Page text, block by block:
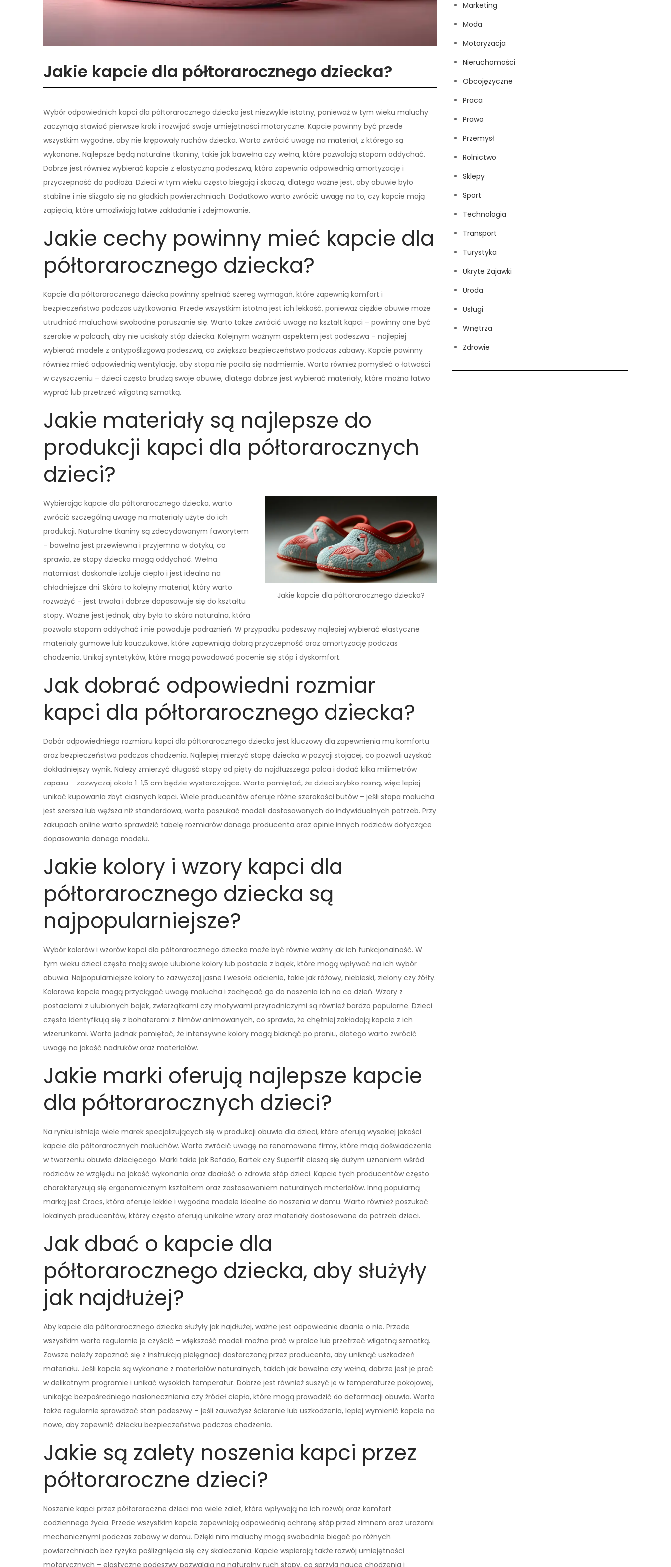
Jakie kapcie dla półtorarocznego dziecka?
Wybór odpowiednich kapci dla półtorarocznego dziecka jest niezwykle istotny, ponieważ w tym wieku maluchy
zaczynają stawiać pierwsze kroki i rozwijać swoje umiejętności motoryczne. Kapcie powinny być przede
wszystkim wygodne, aby nie krępowały ruchów dziecka. Warto zwrócić uwagę na materiał, z którego są
wykonane. Najlepsze będą naturalne tkaniny, takie jak bawełna czy wełna, które pozwalają stopom oddychać.
Dobrze jest również wybierać kapcie z elastyczną podeszwą, która zapewnia odpowiednią amortyzację i
przyczepność do podłoża. Dzieci w tym wieku często biegają i skaczą, dlatego ważne jest, aby obuwie było
stabilne i nie ślizgało się na gładkich powierzchniach. Dodatkowo warto zwrócić uwagę na to, czy kapcie mają
zapięcia, które umożliwiają łatwe zakładanie i zdejmowanie.
Jakie cechy powinny mieć kapcie dla
półtorarocznego dziecka?
Kapcie dla półtorarocznego dziecka powinny spełniać szereg wymagań, które zapewnią komfort i
bezpieczeństwo podczas użytkowania. Przede wszystkim istotna jest ich lekkość, ponieważ ciężkie obuwie może
utrudniać maluchowi swobodne poruszanie się. Warto także zwrócić uwagę na kształt kapci – powinny one być
szerokie w palcach, aby nie uciskały stóp dziecka. Kolejnym ważnym aspektem jest podeszwa – najlepiej
wybierać modele z antypoślizgową podeszwą, co zwiększa bezpieczeństwo podczas zabawy. Kapcie powinny
również mieć odpowiednią wentylację, aby stopa nie pociła się nadmiernie. Warto również pomyśleć o łatwości
w czyszczeniu – dzieci często brudzą swoje obuwie, dlatego dobrze jest wybierać materiały, które można łatwo
wyprać lub przetrzeć wilgotną szmatką.
Jakie materiały są najlepsze do
produkcji kapci dla półtorarocznych
dzieci?
Jakie kapcie dla półtorarocznego dziecka?
Wybierając kapcie dla półtorarocznego dziecka, warto
zwrócić szczególną uwagę na materiały użyte do ich
produkcji. Naturalne tkaniny są zdecydowanym faworytem
– bawełna jest przewiewna i przyjemna w dotyku, co
sprawia, że stopy dziecka mogą oddychać. Wełna
natomiast doskonale izoluje ciepło i jest idealna na
chłodniejsze dni. Skóra to kolejny materiał, który warto
rozważyć – jest trwała i dobrze dopasowuje się do kształtu
stopy. Ważne jest jednak, aby była to skóra naturalna, która
pozwala stopom oddychać i nie powoduje podrażnień. W przypadku podeszwy najlepiej wybierać elastyczne
materiały gumowe lub kauczukowe, które zapewniają dobrą przyczepność oraz amortyzację podczas
chodzenia. Unikaj syntetyków, które mogą powodować pocenie się stóp i dyskomfort.
Jak dobrać odpowiedni rozmiar
kapci dla półtorarocznego dziecka?
Dobór odpowiedniego rozmiaru kapci dla półtorarocznego dziecka jest kluczowy dla zapewnienia mu komfortu
oraz bezpieczeństwa podczas chodzenia. Najlepiej mierzyć stopę dziecka w pozycji stojącej, co pozwoli uzyskać
dokładniejszy wynik. Należy zmierzyć długość stopy od pięty do najdłuższego palca i dodać kilka milimetrów
zapasu – zazwyczaj około 1-1,5 cm będzie wystarczające. Warto pamiętać, że dzieci szybko rosną, więc lepiej
unikać kupowania zbyt ciasnych kapci. Wiele producentów oferuje różne szerokości butów – jeśli stopa malucha
jest szersza lub węższa niż standardowa, warto poszukać modeli dostosowanych do indywidualnych potrzeb. Przy
zakupach online warto sprawdzić tabelę rozmiarów danego producenta oraz opinie innych rodziców dotyczące
dopasowania danego modelu.
Jakie kolory i wzory kapci dla
półtorarocznego dziecka są
najpopularniejsze?
Wybór kolorów i wzorów kapci dla półtorarocznego dziecka może być równie ważny jak ich funkcjonalność. W
tym wieku dzieci często mają swoje ulubione kolory lub postacie z bajek, które mogą wpływać na ich wybór
obuwia. Najpopularniejsze kolory to zazwyczaj jasne i wesołe odcienie, takie jak różowy, niebieski, zielony czy żółty.
Kolorowe kapcie mogą przyciągać uwagę malucha i zachęcać go do noszenia ich na co dzień. Wzory z
postaciami z ulubionych bajek, zwierzątkami czy motywami przyrodniczymi są również bardzo popularne. Dzieci
często identyfikują się z bohaterami z filmów animowanych, co sprawia, że chętniej zakładają kapcie z ich
wizerunkami. Warto jednak pamiętać, że intensywne kolory mogą blaknąć po praniu, dlatego warto zwrócić
uwagę na jakość nadruków oraz materiałów.
Jakie marki oferują najlepsze kapcie
dla półtorarocznych dzieci?
Na rynku istnieje wiele marek specjalizujących się w produkcji obuwia dla dzieci, które oferują wysokiej jakości
kapcie dla półtorarocznych maluchów. Warto zwrócić uwagę na renomowane firmy, które mają doświadczenie
w tworzeniu obuwia dziecięcego. Marki takie jak Befado, Bartek czy Superfit cieszą się dużym uznaniem wśród
rodziców ze względu na jakość wykonania oraz dbałość o zdrowie stóp dzieci. Kapcie tych producentów często
charakteryzują się ergonomicznym kształtem oraz zastosowaniem naturalnych materiałów. Inną popularną
marką jest Crocs, która oferuje lekkie i wygodne modele idealne do noszenia w domu. Warto również poszukać
lokalnych producentów, którzy często oferują unikalne wzory oraz materiały dostosowane do potrzeb dzieci.
Jak dbać o kapcie dla
półtorarocznego dziecka, aby służyły
jak najdłużej?
Aby kapcie dla półtorarocznego dziecka służyły jak najdłużej, ważne jest odpowiednie dbanie o nie. Przede
wszystkim warto regularnie je czyścić – większość modeli można prać w pralce lub przetrzeć wilgotną szmatką.
Zawsze należy zapoznać się z instrukcją pielęgnacji dostarczoną przez producenta, aby uniknąć uszkodzeń
materiału. Jeśli kapcie są wykonane z materiałów naturalnych, takich jak bawełna czy wełna, dobrze jest je prać
w delikatnym programie i unikać wysokich temperatur. Dobrze jest również suszyć je w temperaturze pokojowej,
unikając bezpośredniego nasłonecznienia czy źródeł ciepła, które mogą prowadzić do deformacji obuwia. Warto
także regularnie sprawdzać stan podeszwy – jeśli zauważysz ścieranie lub uszkodzenia, lepiej wymienić kapcie na
nowe, aby zapewnić dziecku bezpieczeństwo podczas chodzenia.
Jakie są zalety noszenia kapci przez
półtoraroczne dzieci?
Noszenie kapci przez półtoraroczne dzieci ma wiele zalet, które wpływają na ich rozwój oraz komfort
codziennego życia. Przede wszystkim kapcie zapewniają odpowiednią ochronę stóp przed zimnem oraz urazami
mechanicznymi podczas zabawy w domu. Dzięki nim maluchy mogą swobodnie biegać po różnych
powierzchniach bez ryzyka poślizgnięcia się czy skaleczenia. Kapcie wspierają także rozwój umiejętności
motorycznych – elastyczne podeszwy pozwalają na naturalny ruch stopy, co sprzyja nauce chodzenia i
Marketing
Moda
Motoryzacja
Nieruchomości
Obcojęzyczne
Praca
Prawo
Przemysł
Rolnictwo
Sklepy
Sport
Technologia
Transport
Turystyka
Ukryte Zajawki
Uroda
Usługi
Wnętrza
Zdrowie